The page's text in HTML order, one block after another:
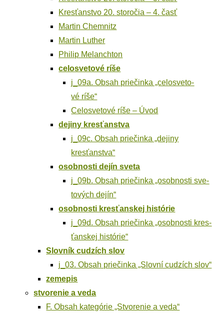
Kres­ťan­stvo 20. sto­ro­čia – 4. časť
Mar­tin Chemnitz
Mar­tin Luther
Phi­lip Melanchton
celo­sve­to­vé ríše
j_09a. Obsah prie­čin­ka „celo­sve­to­
vé ríše“
Celo­sve­to­vé ríše – Úvod
deji­ny kresťanstva
j_09c. Obsah prie­čin­ka „deji­ny
kresťanstva“
osob­nos­ti dejín sveta
j_09b. Obsah prie­čin­ka „osob­nos­ti sve­
to­vých dejín“
osob­nos­ti kres­ťan­skej histórie
j_09d. Obsah prie­čin­ka „osob­nos­ti kres­
ťan­skej histórie“
Slov­ník cudzích slov
j_03. Obsah prie­čin­ka „Slov­ní cudzích slov“
zeme­pis
stvo­re­nie a veda
F. Obsah kate­gó­rie „Stvo­re­nie a veda“